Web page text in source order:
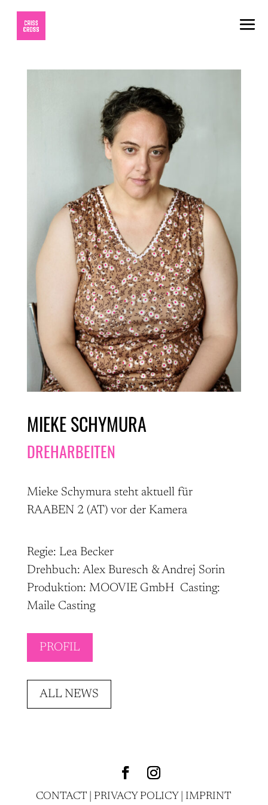
MIEKE SCHYMURA
DREHARBEITEN
Mieke Schymura steht aktuell für
RAABEN 2 (AT) vor der Kamera
Regie: Lea Becker
Drehbuch: Alex Buresch & Andrej Sorin
Produktion: MOOVIE GmbH Casting:
Maile Casting
PROFIL
ALL NEWS
CONTACT |PRIVACY POLICY |IMPRINT